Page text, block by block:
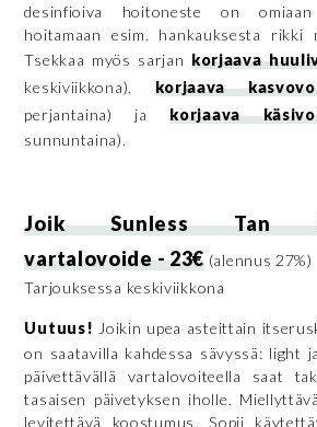
desinfioiva hoitoneste on
hoitamaan esim. hankauksesta rikki
Tsekkaa myös sarjan korjaava
keskiviikkona), korjaava
perjantaina) jakorjaava
sunnuntaina).
Joik Sunless Tan
vartalovoide - 23€ (alennus 27%)
Tarjouksessa keskiviikkona
Uutuus! Joikin upea asteittain
on saatavilla kahdessa sävyssä: light
päivettävällä vartalovoiteella saat
tasaisen päivetyksen iholle.
levitettävä koostumus. Sopii